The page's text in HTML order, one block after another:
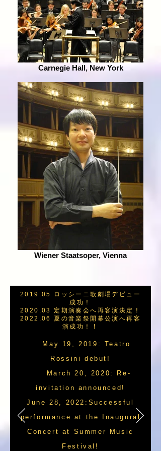
Carnegie Hall, New York
Wiener Staatsoper, Vienna
2019.05 ロッシーニ歌劇場デビュー
成功！
2020.03 定期演奏会へ再客演決定！
2022.06 夏の音楽祭開幕公演へ再客
演成功！
！
May 19, 2019: Teatro
Rossini debut!
March 20, 2020: Re-
invitation announced!
June 28, 2022:Successful
performance at the Inaugural
Concert at Summer Music
Festival!